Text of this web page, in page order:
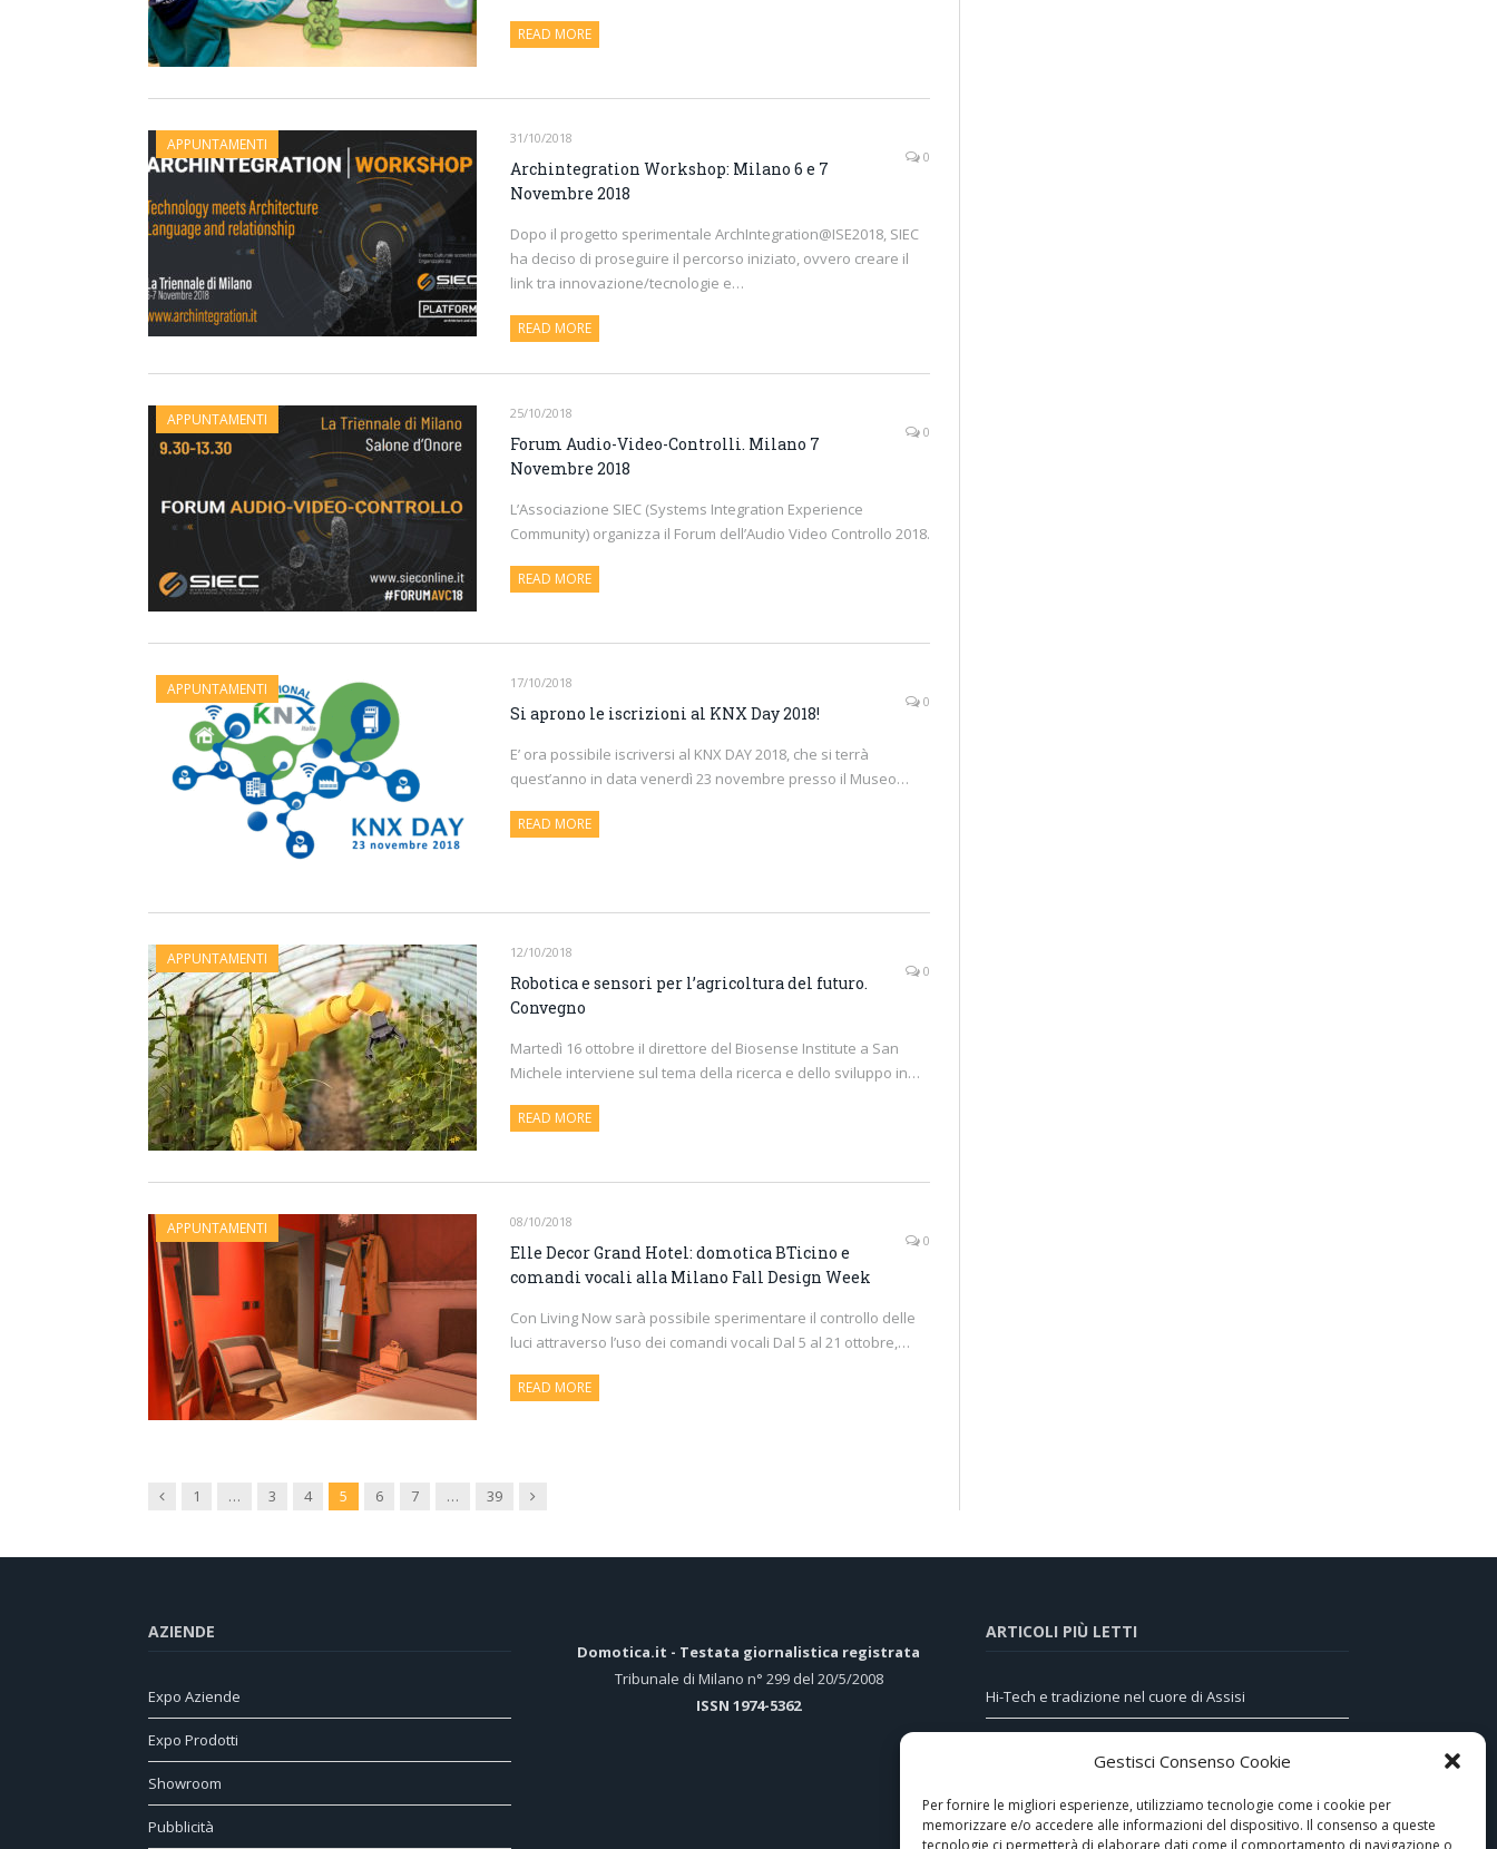
Gestisci Consenso Cookie
Per fornire le migliori esperienze, utilizziamo tecnologie come i cookie per
memorizzare e/o accedere alle informazioni del dispositivo. Il consenso a queste
tecnologie ci permetterà di elaborare dati come il comportamento di navigazione o
READ MORE
APPUNTAMENTI
31/10/2018
0
Archintegration Workshop: Milano 6 e 7
Novembre 2018
Dopo il progetto sperimentale ArchIntegration@ISE2018, SIEC
ha deciso di proseguire il percorso iniziato, ovvero creare il
link tra innovazione/tecnologie e…
READ MORE
APPUNTAMENTI
25/10/2018
0
Forum Audio-Video-Controlli. Milano 7
Novembre 2018
L’Associazione SIEC (Systems Integration Experience
Community) organizza il Forum dell’Audio Video Controllo 2018.
READ MORE
APPUNTAMENTI
17/10/2018
0
Si aprono le iscrizioni al KNX Day 2018!
E’ ora possibile iscriversi al KNX DAY 2018, che si terrà
quest’anno in data venerdì 23 novembre presso il Museo…
READ MORE
APPUNTAMENTI
12/10/2018
0
Robotica e sensori per l’agricoltura del futuro.
Convegno
Martedì 16 ottobre iI direttore del Biosense Institute a San
Michele interviene sul tema della ricerca e dello sviluppo in…
READ MORE
APPUNTAMENTI
08/10/2018
0
Elle Decor Grand Hotel: domotica BTicino e
comandi vocali alla Milano Fall Design Week
Con Living Now sarà possibile sperimentare il controllo delle
luci attraverso l’uso dei comandi vocali Dal 5 al 21 ottobre,…
READ MORE
Previous
1 … 3 4 5 6 7 … 39 Next
AZIENDE
Expo Aziende
Expo Prodotti
Showroom
Pubblicità
Domotica.it - Testata giornalistica registrata
Tribunale di Milano n° 299 del 20/5/2008
ISSN 1974-5362
ARTICOLI PIÙ LETTI
Hi-Tech e tradizione nel cuore di Assisi
remoto degli impianti fotovoltaici.
Comunicatore telefonico GSM/GPRS 473-29X di
DAITEM, la sicurezza avanzata anche via MMS